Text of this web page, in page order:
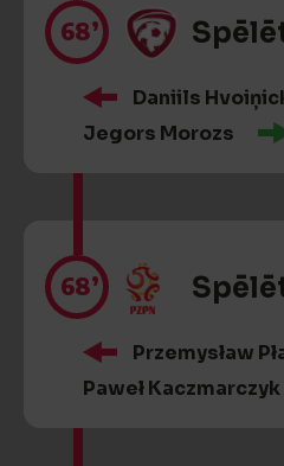
68’
Daniils
Jegors Morozs
68’
Przemysław
Paweł Kaczmarczyk